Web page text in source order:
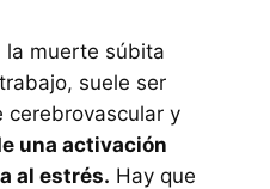
la muerte súbita
suele ser
cerebrovascular y
una activación
al estrés. Hay que